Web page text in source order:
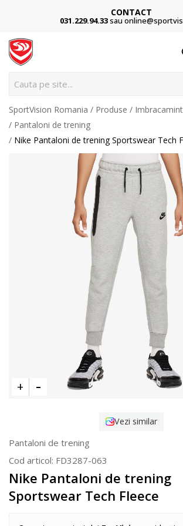
CONTACT
031.229.94.33sau
C
SportVision Romania Produse
Pantaloni de trening
Nike Pantaloni de trening Sportswear Tech
Vezi similar
Pantaloni de trening
Cod articol: FD3287-063
Nike Pantaloni de trening
Sportswear Tech Fleece